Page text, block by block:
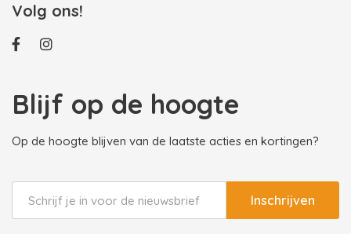
Volg ons!
Blijf op de hoogte
Op de hoogte blijven van de laatste acties en kortingen?
Inschrijven